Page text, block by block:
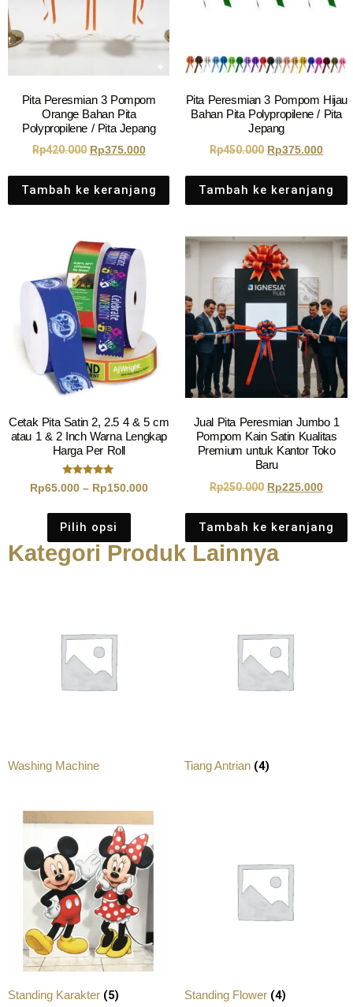
Pita Peresmian 3 Pompom
Orange Bahan Pita
Polypropilene / Pita Jepang
Rp420.000 Rp375.000
Tambah ke keranjang
Pita Peresmian 3 Pompom Hijau
Bahan Pita Polypropilene / Pita
Jepang
Rp450.000 Rp375.000
Tambah ke keranjang
Cetak Pita Satin 2, 2.5 4 & 5 cm
atau 1 & 2 Inch Warna Lengkap
Harga Per Roll
Dinilai
5.00
Rp65.000 – Rp150.000
Pilih opsi
Jual Pita Peresmian Jumbo 1
Pompom Kain Satin Kualitas
Premium untuk Kantor Toko
Baru
Rp250.000 Rp225.000
Tambah ke keranjang
Kategori Produk Lainnya
Washing Machine Tiang Antrian (4)
Standing Karakter (5) Standing Flower (4)